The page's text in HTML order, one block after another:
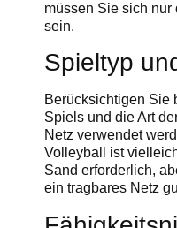
müssen Sie sich
sein.
Spieltyp
Berücksichtigen Sie
Spiels und die Art
Netz verwendet
Volleyball ist
Sand erforderlich,
ein tragbares Netz